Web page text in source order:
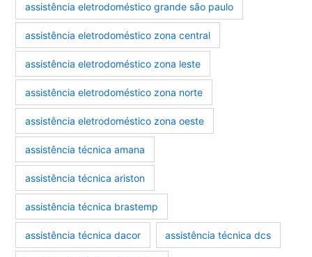
assistência eletrodoméstico grande são paulo
assistência eletrodoméstico zona central
assistência eletrodoméstico zona leste
assistência eletrodoméstico zona norte
assistência eletrodoméstico zona oeste
assistência técnica amana
assistência técnica ariston
assistência técnica brastemp
assistência técnica dacor assistência técnica dcs